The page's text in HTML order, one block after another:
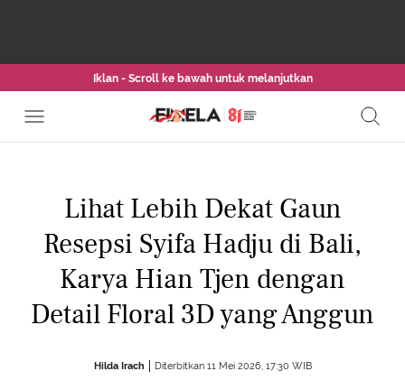
Iklan - Scroll ke bawah untuk melanjutkan
Lihat Lebih Dekat Gaun
Resepsi Syifa Hadju di Bali,
Karya Hian Tjen dengan
Detail Floral 3D yang Anggun
Hilda Irach Diterbitkan 11 Mei 2026, 17:30 WIB